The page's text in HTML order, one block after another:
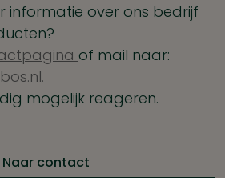
informatie over ons bedrijf
of mail naar:
mogelijk reageren.
Naar contact